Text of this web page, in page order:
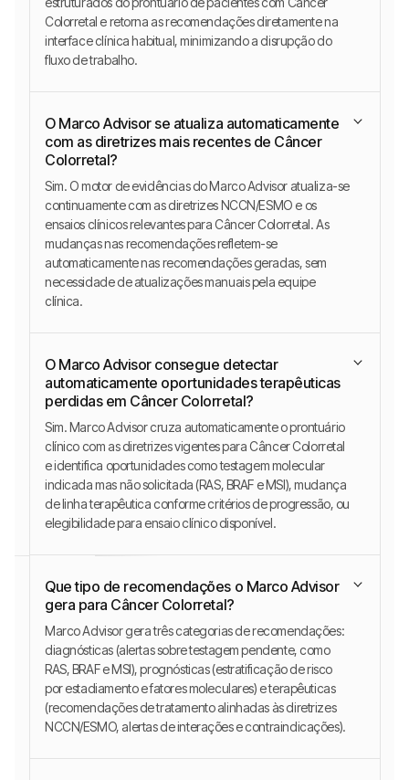
Colorretal e retorna as recomendações diretamente na
interface clínica habitual, minimizando a disrupção do
fluxo de trabalho.
O Marco Advisor se atualiza automaticamente
com as diretrizes mais recentes de Câncer
Colorretal?
Sim. O motor de evidências do Marco Advisor atualiza-se
continuamente com as diretrizes NCCN/ESMO e os
ensaios clínicos relevantes para Câncer Colorretal. As
mudanças nas recomendações refletem-se
automaticamente nas recomendações geradas, sem
necessidade de atualizações manuais pela equipe
clínica.
O Marco Advisor consegue detectar
automaticamente oportunidades terapêuticas
perdidas em Câncer Colorretal?
Sim. Marco Advisor cruza automaticamente o prontuário
clínico com as diretrizes vigentes para Câncer Colorretal
e identifica oportunidades como testagem molecular
indicada mas não solicitada (RAS, BRAF e MSI), mudança
de linha terapêutica conforme critérios de progressão, ou
elegibilidade para ensaio clínico disponível.
Que tipo de recomendações o Marco Advisor
gera para Câncer Colorretal?
Marco Advisor gera três categorias de recomendações:
diagnósticas (alertas sobre testagem pendente, como
RAS, BRAF e MSI), prognósticas (estratificação de risco
por estadiamento e fatores moleculares) e terapêuticas
(recomendações de tratamento alinhadas às diretrizes
NCCN/ESMO, alertas de interações e contraindicações).